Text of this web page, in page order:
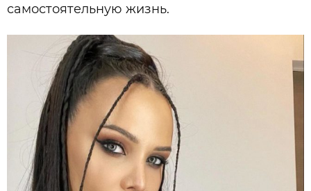
самостоятельную жизнь.